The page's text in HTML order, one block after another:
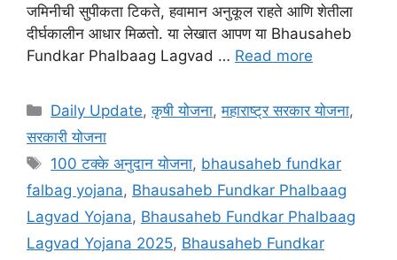
जमिनीची सुपीकता टिकते, हवामान अनुकूल राहते आणि शेतीला
दीर्घकालीन आधार मिळतो. या लेखात आपण या Bhausaheb
Fundkar Phalbaag Lagvad … Read more
Categories
Daily Update,कृषी योजना,महाराष्ट्र सरकार योजना,
सरकारी योजना
Tags
100 टक्के अनुदान योजना, bhausaheb fundkar
falbag yojana, Bhausaheb Fundkar Phalbaag
Lagvad Yojana, Bhausaheb Fundkar Phalbaag
Lagvad Yojana 2025, Bhausaheb Fundkar